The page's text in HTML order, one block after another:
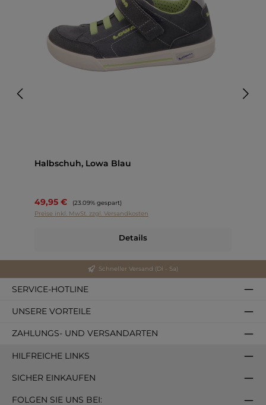
Halbschuh, Lowa Blau
49,95 € Regulärer Preis:
(23.09% gespart)
Preise inkl. MwSt. zzgl. Versandkosten
Details
Schneller Versand (Di - Sa)
SERVICE-HOTLINE
UNSERE VORTEILE
ZAHLUNGS- UND VERSANDARTEN
HILFREICHE LINKS
SICHER EINKAUFEN
FOLGEN SIE UNS BEI: